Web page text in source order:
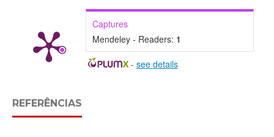
Captures
Mendeley - Readers: 1
- see details
REFERÊNCIAS